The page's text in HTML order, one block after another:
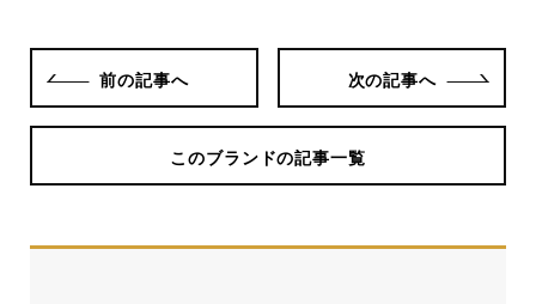
前の記事へ 次の記事へ
このブランドの記事一覧